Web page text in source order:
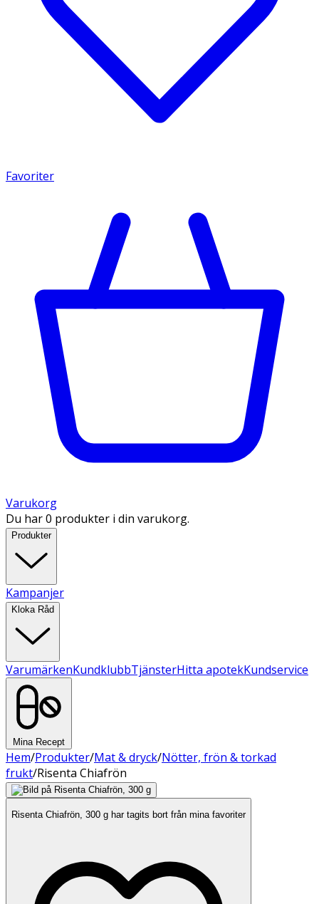
Favoriter
Varukorg
Du har 0 produkter i din varukorg.
Produkter
Kampanjer
Kloka Råd
VarumärkenKundklubbTjänsterHitta apotekKundservice
Mina Recept
Hem/Produkter/Mat & dryck/Nötter, frön & torkad
frukt/Risenta Chiafrön
Risenta Chiafrön, 300 g har tagits bort från mina favoriter